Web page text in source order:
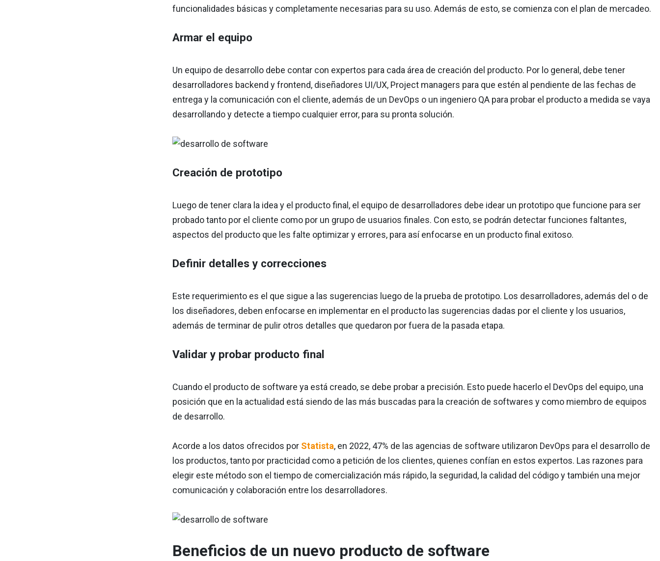
funcionalidades básicas y completamente necesarias para su uso. Además de esto, se comienza con el plan de mercadeo.
Armar el equipo
Un equipo de desarrollo debe contar con expertos para cada área de creación del producto. Por lo general, debe tener
desarrolladores backend y frontend, diseñadores UI/UX, Project managers para que estén al pendiente de las fechas de
entrega y la comunicación con el cliente, además de un DevOps o un ingeniero QA para probar el producto a medida se vaya
desarrollando y detecte a tiempo cualquier error, para su pronta solución.
Creación de prototipo
Luego de tener clara la idea y el producto final, el equipo de desarrolladores debe idear un prototipo que funcione para ser
probado tanto por el cliente como por un grupo de usuarios finales. Con esto, se podrán detectar funciones faltantes,
aspectos del producto que les falte optimizar y errores, para así enfocarse en un producto final exitoso.
Definir detalles y correcciones
Este requerimiento es el que sigue a las sugerencias luego de la prueba de prototipo. Los desarrolladores, además del o de
los diseñadores, deben enfocarse en implementar en el producto las sugerencias dadas por el cliente y los usuarios,
además de terminar de pulir otros detalles que quedaron por fuera de la pasada etapa.
Validar y probar producto final
Cuando el producto de software ya está creado, se debe probar a precisión. Esto puede hacerlo el DevOps del equipo, una
posición que en la actualidad está siendo de las más buscadas para la creación de softwares y como miembro de equipos
de desarrollo.
Acorde a los datos ofrecidos por Statista, en 2022, 47% de las agencias de software utilizaron DevOps para el desarrollo de
los productos, tanto por practicidad como a petición de los clientes, quienes confían en estos expertos. Las razones para
elegir este método son el tiempo de comercialización más rápido, la seguridad, la calidad del código y también una mejor
comunicación y colaboración entre los desarrolladores.
Beneficios de un nuevo producto de software